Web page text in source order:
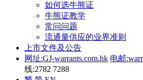
如何选牛熊证
牛熊证教学
常问问题
流通量供应的业界准则
上市文件及公告
网址:GJ-warrants.com.hk 电邮
线:2782 7288